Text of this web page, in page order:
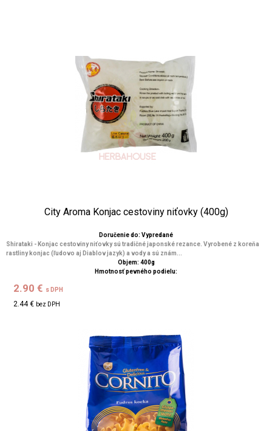
City Aroma Konjac cestoviny niťovky (400g)
Doručenie do: Vypredané
Shirataki - Konjac cestoviny niťovky sú tradičné japonské rezance. Vyrobené z koreňa
rastliny konjac (ľudovo aj Diablov jazyk) a vody a sú znám...
Objem: 400g
Hmotnosť pevného podielu:
2.90 € s DPH
2.44 € bez DPH